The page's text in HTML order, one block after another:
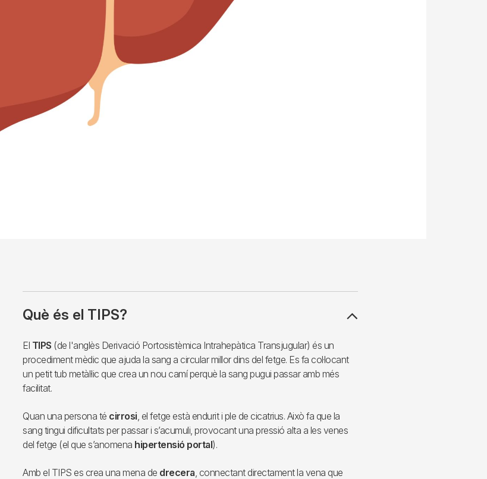
Què és el TIPS?
El TIPS (de l'anglès Derivació Portosistèmica Intrahepàtica Transjugular) és un
procediment mèdic que ajuda la sang a circular millor dins del fetge. Es fa col·locant
un petit tub metàl·lic que crea un nou camí perquè la sang pugui passar amb més
facilitat.
Quan una persona té cirrosi , el fetge està endurit i ple de cicatrius. Això fa que la
sang tingui dificultats per passar i s’acumuli, provocant una pressió alta a les venes
del fetge (el que s’anomena hipertensió portal).
Amb el TIPS es crea una mena de drecera , connectant directament la vena que